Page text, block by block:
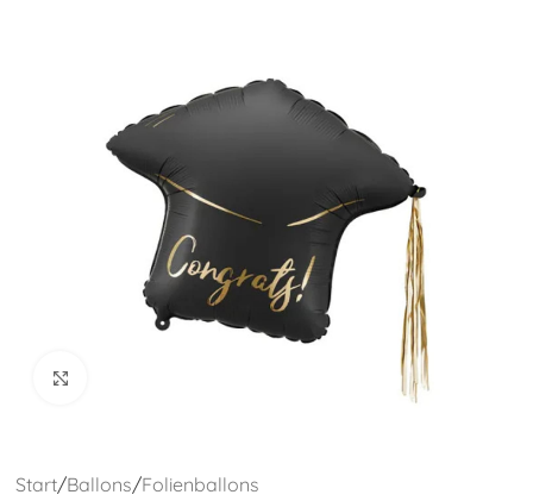
Start/Ballons/Folienballons